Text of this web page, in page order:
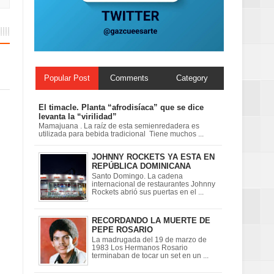
perspectiva
Popular Post Comments Category
El timacle. Planta “afrodisíaca” que se dice
levanta la “virilidad”
Mamajuana . La raíz de esta semienredadera es
utilizada para bebida tradicional Tiene muchos ...
JOHNNY ROCKETS YA ESTA EN
REPÚBLICA DOMINICANA
Santo Domingo. La cadena
internacional de restaurantes Johnny
Rockets abrió sus puertas en el ...
RECORDANDO LA MUERTE DE
PEPE ROSARIO
La madrugada del 19 de marzo de
1983 Los Hermanos Rosario
terminaban de tocar un set en un ...